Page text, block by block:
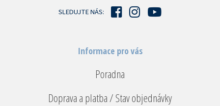
SLEDUJTE NÁS:
Informace pro vás
Poradna
Doprava a platba / Stav objednávky